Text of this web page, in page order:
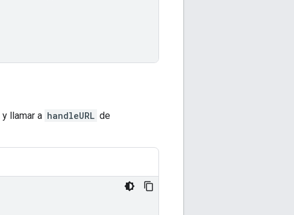
llamar a handleURL de